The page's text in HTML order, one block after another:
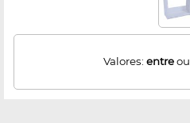
Valores: entreou